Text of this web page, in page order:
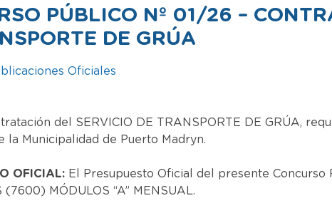
PÚBLICO Nº 01/26 –
DE GRÚA
Oficiales
del SERVICIO DE TRANSPORTE DE GRÚA,
la Municipalidad de Puerto Madryn.
OFICIAL: El Presupuesto Oficial del presente Concurso
(7600) MÓDULOS “A” MENSUAL.